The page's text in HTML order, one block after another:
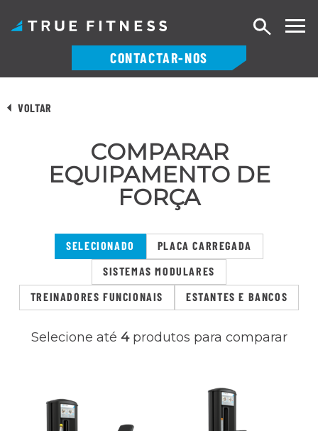
para
CONTACTAR-NOS
Pesquisar
VOLTAR
COMPARAR
EQUIPAMENTO DE
FORÇA
SELECIONADO
PLACA CARREGADA
SISTEMAS MODULARES
TREINADORES FUNCIONAIS
ESTANTES E BANCOS
Selecione até 4produtos para comparar